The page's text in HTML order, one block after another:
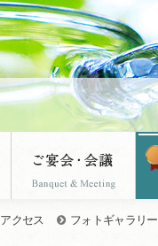
アクセス フォトギャラリー